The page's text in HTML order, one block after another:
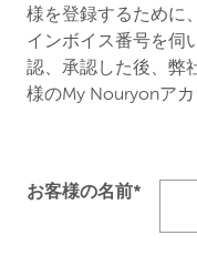
様を登録するために
インボイス番号を伺
認、承認した後、弊
様のMy Nouryonアカ
お客様の名前*